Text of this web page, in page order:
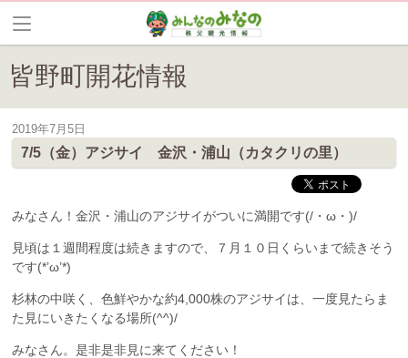
皆野町開花情報
皆野は花の見所が満載です。現在の開花情報をいち早くお届けします。
2019年7月5日
7/5（金）アジサイ 金沢・浦山（カタクリの里）
みなさん！金沢・浦山のアジサイがついに満開です(/・ω・)/
見頃は１週間程度は続きますので、７月１０日くらいまで続きそう
です(*’ω’*)
杉林の中咲く、色鮮やかな約4,000株のアジサイは、一度見たらま
た見にいきたくなる場所(^^)/
みなさん。是非是非見に来てください！